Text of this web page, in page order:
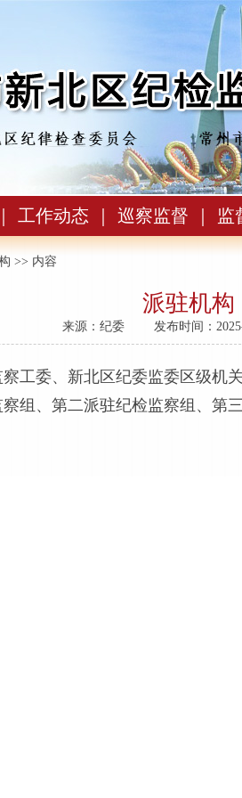
工作动态 巡察监督 监
>> 内容
派驻机构
来源：纪委 发布时间：
工委、新北区纪委监委区级机
组、第二派驻纪检监察组、第